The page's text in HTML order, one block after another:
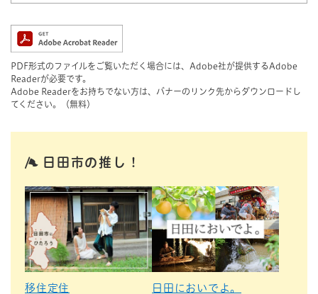
PDF形式のファイルをご覧いただく場合には、Adobe社が提供するAdobe
Readerが必要です。
Adobe Readerをお持ちでない方は、バナーのリンク先からダウンロードし
てください。（無料）
日田市の推し！
移住定住 日田においでよ。